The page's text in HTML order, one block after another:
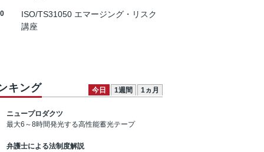
ISO/TS31050 エマージング・リスク
講座
キング 今日 1週間 1ヵ月
ニュープロダクツ
最大6～8時間発光する高性能蓄光テープ
弁護士による法制度解説